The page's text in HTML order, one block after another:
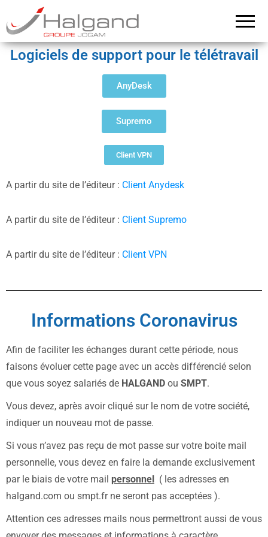
Logiciels de support pour le télétravail
AnyDesk
Supremo
Client VPN
A partir du site de l’éditeur : Client Anydesk
A partir du site de l’éditeur : Client Supremo
A partir du site de l’éditeur : Client VPN
Informations Coronavirus
Afin de faciliter les échanges durant cette période, nous
faisons évoluer cette page avec un accès différencié selon
que vous soyez salariés de HALGAND ou SMPT.
Vous devez, après avoir cliqué sur le nom de votre société,
indiquer un nouveau mot de passe.
Si vous n’avez pas reçu de mot passe sur votre boite mail
personnelle, vous devez en faire la demande exclusivement
par le biais de votre mail personnel ( les adresses en
halgand.com ou smpt.fr ne seront pas acceptées ).
Attention ces adresses mails nous permettront aussi de vous